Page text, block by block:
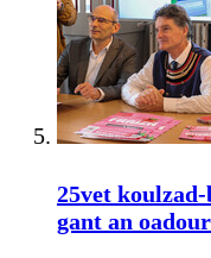
25vet
gant an